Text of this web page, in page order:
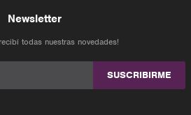
Newsletter
todas nuestras novedades!
SUSCRIBIRME